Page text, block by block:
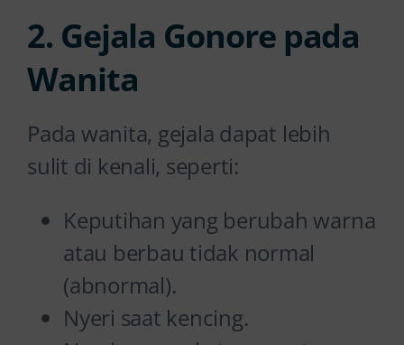
2. Gejala Gonore pada
Wanita
Pada wanita, gejala dapat lebih
sulit di kenali, seperti:
Keputihan yang berubah warna
atau berbau tidak normal
(abnormal).
Nyeri saat kencing.